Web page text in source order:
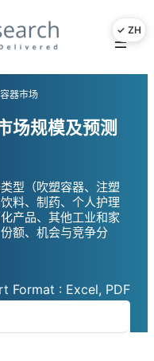
器市场
场规模及预测
型（吹塑容器、注塑
料、制药、个人护理
产品、其他工业和家
额、机会与竞争分
Format : Excel, PDF